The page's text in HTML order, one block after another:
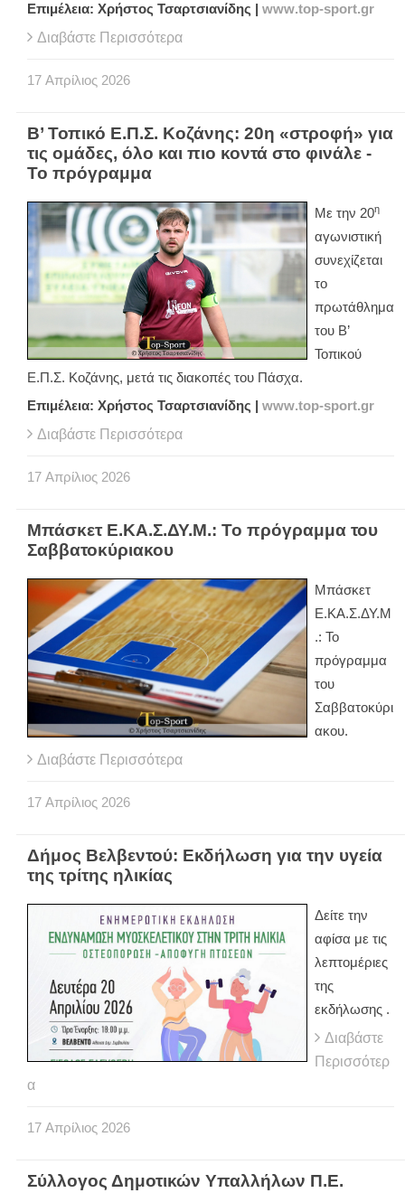
Επιμέλεια: Χρήστος Τσαρτσιανίδης | www.top-sport.gr
Διαβάστε Περισσότερα
17 Απρίλιος 2026
Β’ Τοπικό Ε.Π.Σ. Κοζάνης: 20η «στροφή» για
τις ομάδες, όλο και πιο κοντά στο φινάλε -
Το πρόγραμμα
Με την 20η
αγωνιστική
συνεχίζεται
το
πρωτάθλημα
του Β’
Τοπικού
Ε.Π.Σ. Κοζάνης, μετά τις διακοπές του Πάσχα.
Επιμέλεια: Χρήστος Τσαρτσιανίδης | www.top-sport.gr
Διαβάστε Περισσότερα
17 Απρίλιος 2026
Μπάσκετ Ε.ΚΑ.Σ.ΔΥ.Μ.: Το πρόγραμμα του
Σαββατοκύριακου
Μπάσκετ
Ε.ΚΑ.Σ.ΔΥ.Μ
.: Το
πρόγραμμα
του
Σαββατοκύρι
ακου.
Διαβάστε Περισσότερα
17 Απρίλιος 2026
Δήμος Βελβεντού: Εκδήλωση για την υγεία
της τρίτης ηλικίας
Δείτε την
αφίσα με τις
λεπτομέριες
της
εκδήλωσης .
Διαβάστε
Περισσότερ
α
17 Απρίλιος 2026
Σύλλογος Δημοτικών Υπαλλήλων Π.Ε.